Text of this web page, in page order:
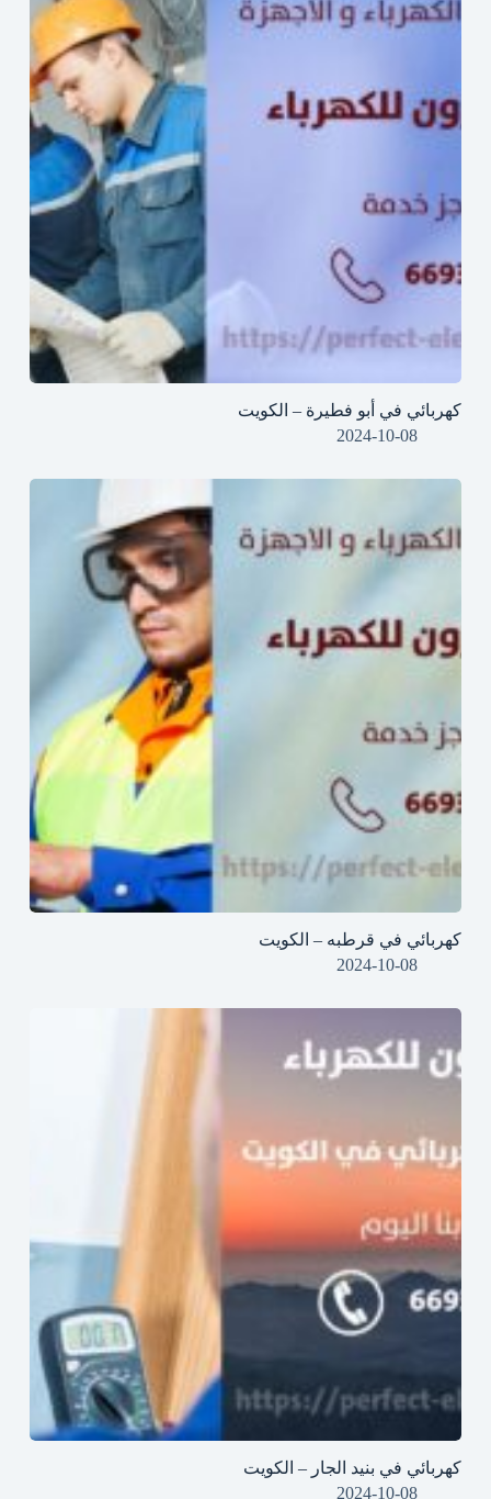
كهربائي في أبو فطيرة – الكويت
2024-10-08
كهربائي في قرطبه – الكويت
2024-10-08
كهربائي في بنيد الجار – الكويت
2024-10-08